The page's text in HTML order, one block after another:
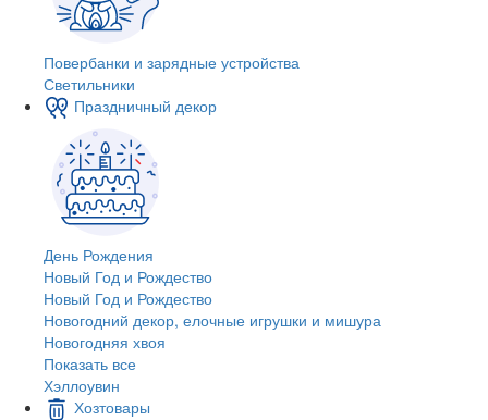
Повербанки и зарядные устройства
Светильники
Праздничный декор
День Рождения
Новый Год и Рождество
Новый Год и Рождество
Новогодний декор, елочные игрушки и мишура
Новогодняя хвоя
Показать все
Хэллоувин
Хозтовары